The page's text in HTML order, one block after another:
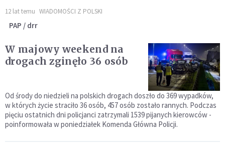
12 lat temu WIADOMOŚCI Z POLSKI
PAP / drr
W majowy weekend na
drogach zginęło 36 osób
Od środy do niedzieli na polskich drogach doszło do 369 wypadków,
w których życie straciło 36 osób, 457 osób zostało rannych. Podczas
pięciu ostatnich dni policjanci zatrzymali 1539 pijanych kierowców -
poinformowała w poniedziałek Komenda Główna Policji.